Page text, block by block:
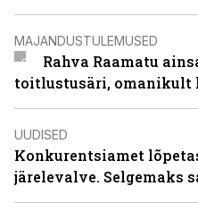
MAJANDUSTULEMUSED
Rahva Raamatu
toitlustusäri, omanikult
UUDISED
Konkurentsiamet
järelevalve. Selgemaks